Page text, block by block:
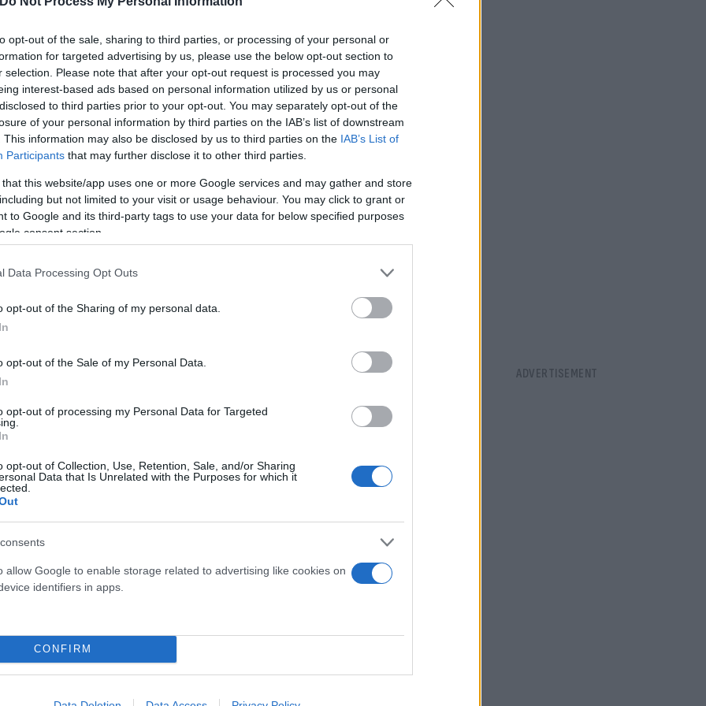
opt-out of the sale, sharing to third parties, or processing of your personal or
for targeted advertising by us, please use the below opt-out section to
selection. Please note that after your opt-out request is processed you may
interest-based ads based on personal information utilized by us or personal
to third parties prior to your opt-out. You may separately opt-out of the
of your personal information by third parties on the IAB’s list of downstream
This information may also be disclosed by us to third parties on the IAB’s List of
Participants that may further disclose it to other third parties.
that this website/app uses one or more Google services and may gather and store
but not limited to your visit or usage behaviour. You may click to grant or
to Google and its third-party tags to use your data for below specified purposes
consent section.
Data Processing Opt Outs
opt-out of the Sharing of my personal data.
opt-out of the Sale of my Personal Data.
opt-out of processing my Personal Data for Targeted
opt-out of Collection, Use, Retention, Sale, and/or Sharing
Data that Is Unrelated with the Purposes for which it
allow Google to enable storage related to advertising like cookies on
identifiers in apps.
CONFIRM
παλαιστινιακή ισλαμιστική οργάνωση κατά του κράτους
στα σύνορα, επέβαλε «πλήρη πολιορκία» στη Λωρίδα της
υδροδότησης στον παλαιστινιακό θύλακα, ύστερα από την
από την πλευρά της να εκτελεί ομήρους που απήχθησαν στο
γυναίκες καθώς και νέοι που αιχμαλωτίστηκαν ενώ
μπορούν να αντέξουν οι ομάδες μας; Χρειαζόμαστε έναν
βοήθεια, να φέρουμε εξοπλισμό, να αντικαταστήσουμε τις